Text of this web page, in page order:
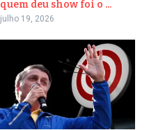
quem deu show foi o ...
julho 19, 2026